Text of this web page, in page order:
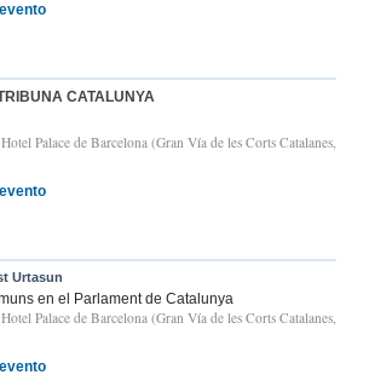
CATALUNYA
Palace de Barcelona (Gran Vía de les Corts Catalanes,
Urtasun
en el Parlament de Catalunya
Palace de Barcelona (Gran Vía de les Corts Catalanes,